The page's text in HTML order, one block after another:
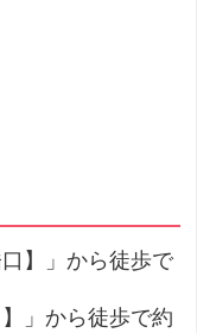
】」から徒歩で
」から徒歩で約